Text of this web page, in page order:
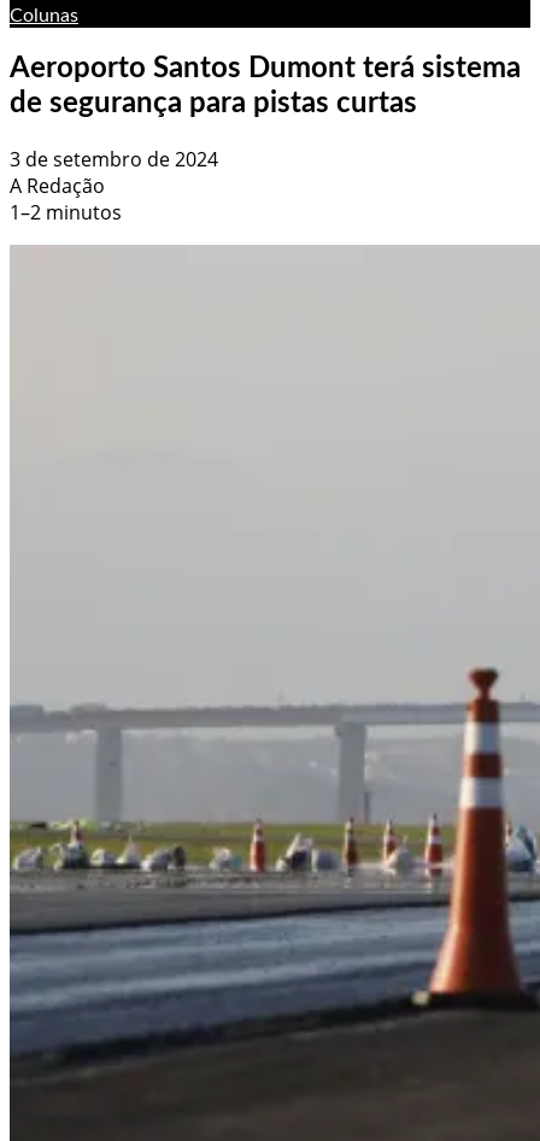
Colunas
Aeroporto Santos Dumont terá sistema
de segurança para pistas curtas
3 de setembro de 2024
A Redação
1–2 minutos